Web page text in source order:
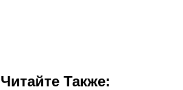
Читайте Также: